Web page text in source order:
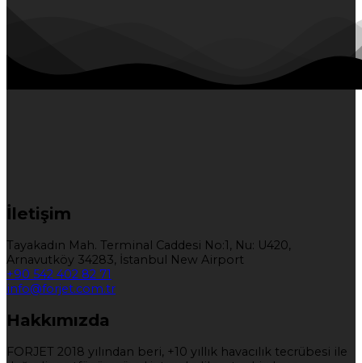
İletişim
Tayakadın Mah. Terminal Caddesi No:1, Nu: U420,
Arnavutköy 34283, İstanbul New Airport
+90 542 402 82 71
info@forjet.com.tr
Hakkımızda
FORJET 2018 yılından beri, +10 yıllık havacılık tecrübesi ile